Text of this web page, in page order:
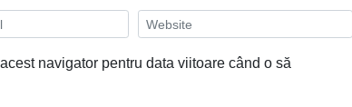
navigator pentru data viitoare când o să